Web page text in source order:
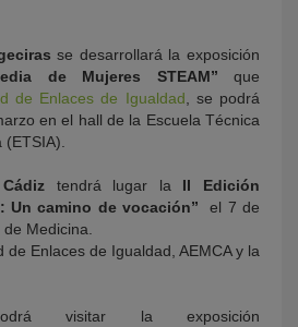
se desarrollará la exposición
de Mujeres STEAM”que
de Enlaces de Igualdad , se podrá
en el hall de la Escuela Técnica
tendrá lugar la II Edición
Un camino de vocación”el 7 de
Medicina.
Enlaces de Igualdad, AEMCA y la
visitar la exposición